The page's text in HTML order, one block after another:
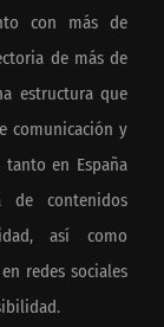
con más de
de más de
estructura que
comunicación y
en España
de contenidos
así como
redes sociales